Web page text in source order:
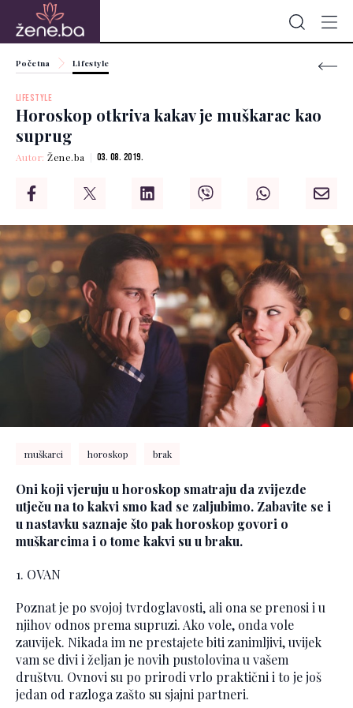
Početna Lifestyle
LIFESTYLE
Horoskop otkriva kakav je muškarac kao
suprug
Autor:Žene.ba 03. 08. 2019.
muškarci horoskop brak
Oni koji vjeruju u horoskop smatraju da zvijezde
utječu na to kakvi smo kad se zaljubimo. Zabavite se i
u nastavku saznaje što pak horoskop govori o
muškarcima i o tome kakvi su u braku.
1. OVAN
Poznat je po svojoj tvrdoglavosti, ali ona se prenosi i u
njihov odnos prema supruzi. Ako vole, onda vole
zauvijek. Nikada im ne prestajete biti zanimljivi, uvijek
vam se divi i željan je novih pustolovina u vašem
društvu. Ovnovi su po prirodi vrlo praktični i to je još
jedan od razloga zašto su sjajni partneri.